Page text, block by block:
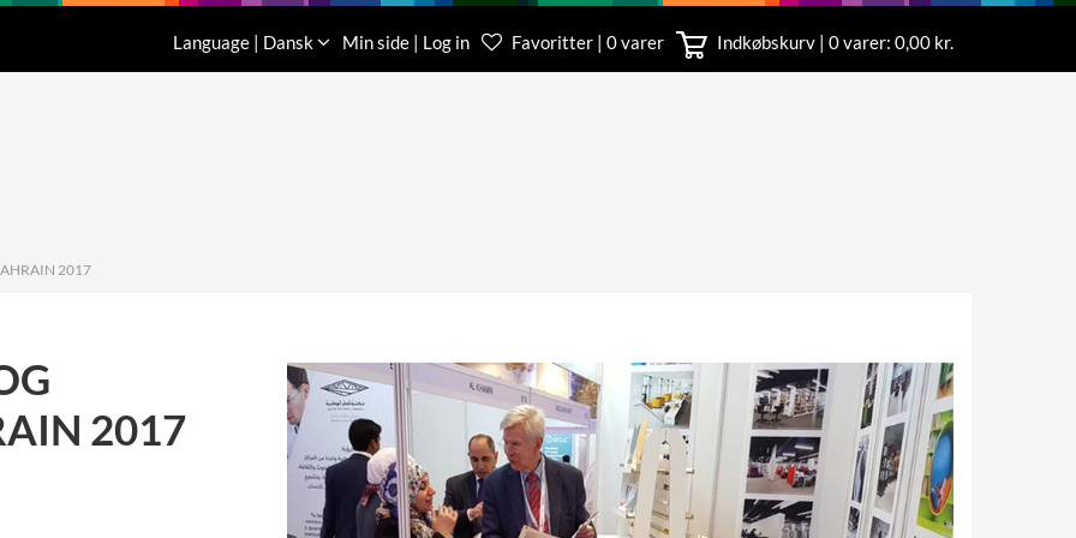
Language | Dansk Min side | Log in Favoritter | 0 varer Indkøbskurv | 0varer: 0,00 kr.
Kundeservice
76 78 26 11
2017
2017